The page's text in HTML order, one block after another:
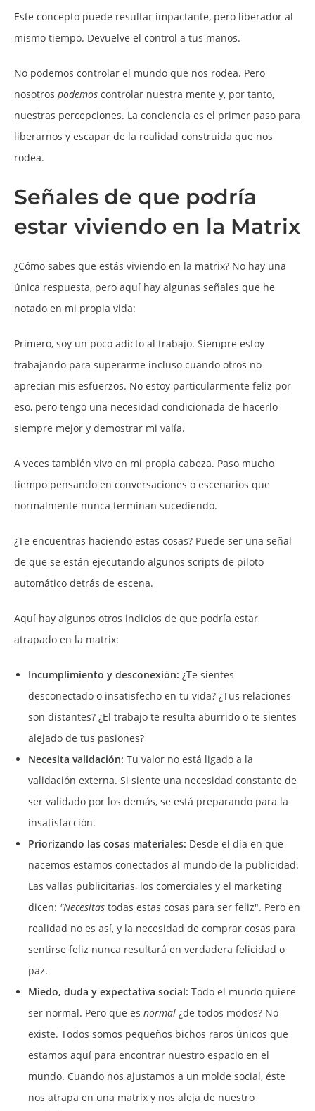
Este concepto puede resultar impactante, pero liberador al
mismo tiempo. Devuelve el control a tus manos.
No podemos controlar el mundo que nos rodea. Pero
nosotros podemos controlar nuestra mente y, por tanto,
nuestras percepciones. La conciencia es el primer paso para
liberarnos y escapar de la realidad construida que nos
rodea.
Señales de que podría
estar viviendo en la Matrix
¿Cómo sabes que estás viviendo en la matrix? No hay una
única respuesta, pero aquí hay algunas señales que he
notado en mi propia vida:
Primero, soy un poco adicto al trabajo. Siempre estoy
trabajando para superarme incluso cuando otros no
aprecian mis esfuerzos. No estoy particularmente feliz por
eso, pero tengo una necesidad condicionada de hacerlo
siempre mejor y demostrar mi valía.
A veces también vivo en mi propia cabeza. Paso mucho
tiempo pensando en conversaciones o escenarios que
normalmente nunca terminan sucediendo.
¿Te encuentras haciendo estas cosas? Puede ser una señal
de que se están ejecutando algunos scripts de piloto
automático detrás de escena.
Aquí hay algunos otros indicios de que podría estar
atrapado en la matrix:
Incumplimiento y desconexión: ¿Te sientes
desconectado o insatisfecho en tu vida? ¿Tus relaciones
son distantes? ¿El trabajo te resulta aburrido o te sientes
alejado de tus pasiones?
Necesita validación: Tu valor no está ligado a la
validación externa. Si siente una necesidad constante de
ser validado por los demás, se está preparando para la
insatisfacción.
Priorizando las cosas materiales: Desde el día en que
nacemos estamos conectados al mundo de la publicidad.
Las vallas publicitarias, los comerciales y el marketing
dicen: "Necesitas todas estas cosas para ser feliz". Pero en
realidad no es así, y la necesidad de comprar cosas para
sentirse feliz nunca resultará en verdadera felicidad o
paz.
Miedo, duda y expectativa social: Todo el mundo quiere
ser normal. Pero que es normal ¿de todos modos? No
existe. Todos somos pequeños bichos raros únicos que
estamos aquí para encontrar nuestro espacio en el
mundo. Cuando nos ajustamos a un molde social, éste
nos atrapa en una matrix y nos aleja de nuestro